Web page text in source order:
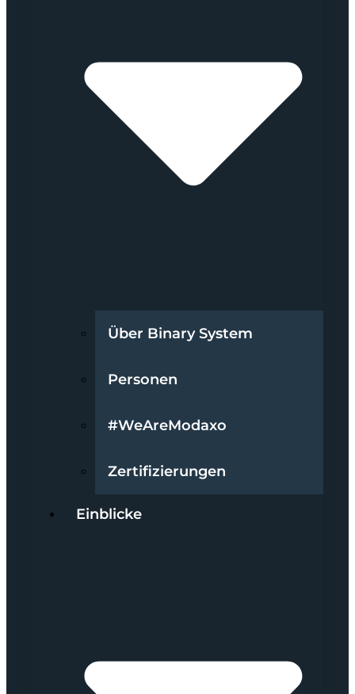
Über Binary System
Personen
#WeAreModaxo
Zertifizierungen
Einblicke